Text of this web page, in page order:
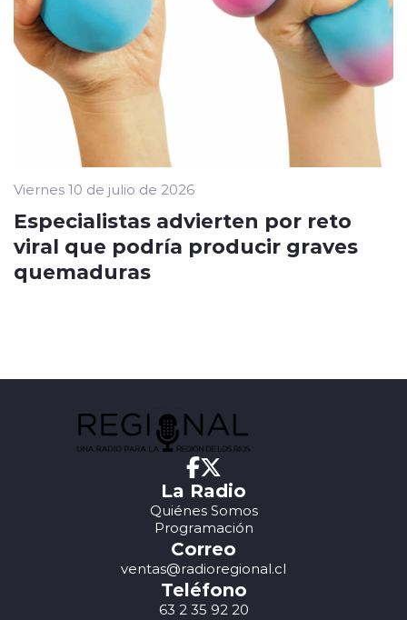
Viernes 10 de julio de 2026
Especialistas advierten por reto
viral que podría producir graves
quemaduras
La Radio
Quiénes Somos
Programación
Correo
ventas@radioregional.cl
Teléfono
63 2 35 92 20